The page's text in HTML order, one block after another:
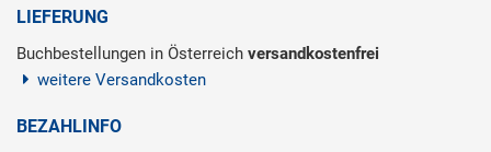
LIEFERUNG
Buchbestellungen in Österreich versandkostenfrei
weitere Versandkosten
BEZAHLINFO